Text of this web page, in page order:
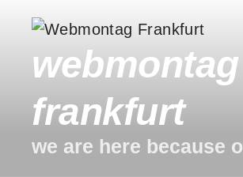
Inhalt
springen
webmontag
frankfurt
we are here because